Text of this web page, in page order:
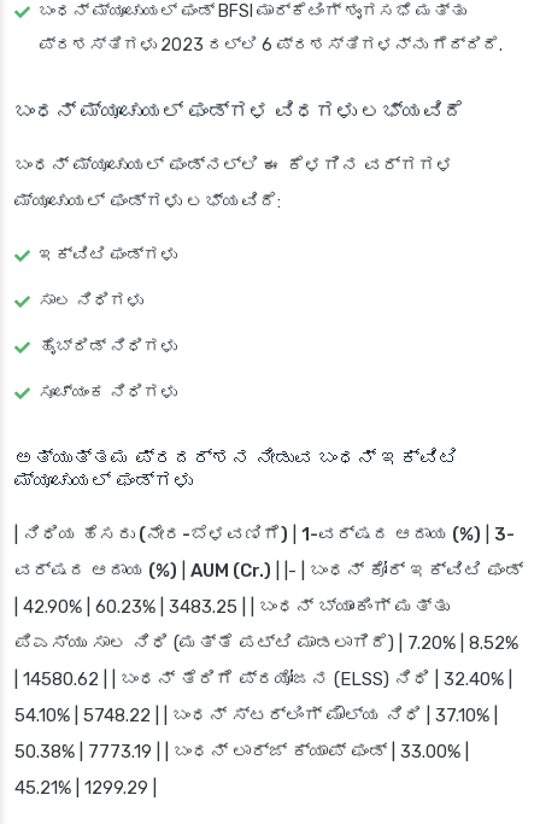
ಬಂಧನ್ ಮ್ಯೂಚುಯಲ್ ಫಂಡ್ BFSI ಮಾರ್ಕೆಟಿಂಗ್ ಶೃಂಗಸಭೆ ಮತ್ತು
ಪ್ರಶಸ್ತಿಗಳು 2023 ರಲ್ಲಿ 6 ಪ್ರಶಸ್ತಿಗಳನ್ನು ಗೆದ್ದಿದೆ.
ಬಂಧನ್ ಮ್ಯೂಚುಯಲ್ ಫಂಡ್‌ಗಳ ವಿಧಗಳು ಲಭ್ಯವಿದೆ
ಬಂಧನ್ ಮ್ಯೂಚುಯಲ್ ಫಂಡ್‌ನಲ್ಲಿ ಈ ಕೆಳಗಿನ ವರ್ಗಗಳ
ಮ್ಯೂಚುಯಲ್ ಫಂಡ್‌ಗಳು ಲಭ್ಯವಿದೆ:
ಇಕ್ವಿಟಿ ಫಂಡ್‌ಗಳು
ಸಾಲ ನಿಧಿಗಳು
ಹೈಬ್ರಿಡ್ ನಿಧಿಗಳು
ಸೂಚ್ಯಂಕ ನಿಧಿಗಳು
ಅತ್ಯುತ್ತಮ ಪ್ರದರ್ಶನ ನೀಡುವ ಬಂಧನ್ ಇಕ್ವಿಟಿ
ಮ್ಯೂಚುಯಲ್ ಫಂಡ್‌ಗಳು
ನಿಧಿಯ ಹೆಸರು (ನೇರ-ಬೆಳವಣಿಗೆ) 1-ವರ್ಷದ ಆದಾಯ (%)
3-
ವರ್ಷದ ಆದಾಯ (%)
AUM (Cr.) | |- | ಬಂಧನ್ ಕೋರ್ ಇಕ್ವಿಟಿ ಫಂಡ್
| 42.90% | 60.23% | 3483.25 | | ಬಂಧನ್ ಬ್ಯಾಂಕಿಂಗ್ ಮತ್ತು
ಪಿಎಸ್‌ಯು ಸಾಲ ನಿಧಿ (ಮತ್ತೆ ಪಟ್ಟಿ ಮಾಡಲಾಗಿದೆ) | 7.20% | 8.52%
| 14580.62 | | ಬಂಧನ್ ತೆರಿಗೆ ಪ್ರಯೋಜನ (ELSS) ನಿಧಿ | 32.40% |
54.10% | 5748.22 | | ಬಂಧನ್ ಸ್ಟರ್ಲಿಂಗ್ ಮೌಲ್ಯ ನಿಧಿ | 37.10% |
50.38% | 7773.19 | | ಬಂಧನ್ ಲಾರ್ಜ್ ಕ್ಯಾಪ್ ಫಂಡ್ | 33.00% |
45.21% | 1299.29 |